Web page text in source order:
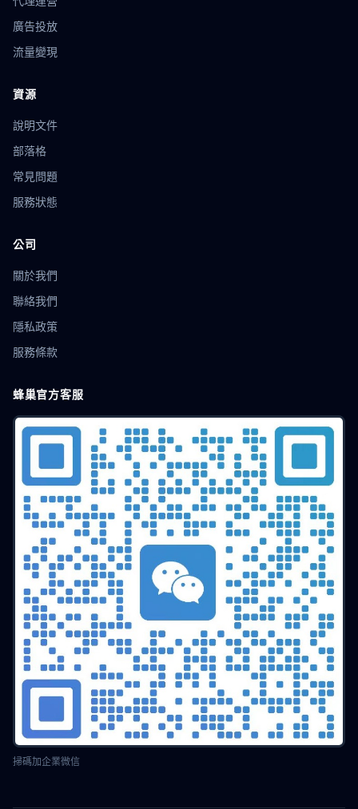
廣告投放
流量變現
資源
說明文件
部落格
常見問題
服務狀態
公司
關於我們
聯絡我們
隱私政策
服務條款
蜂巢官方客服
掃碼加企業微信